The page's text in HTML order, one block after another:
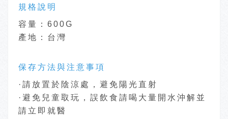
規格說明
容量：600G
產地：台灣
保存方法與注意事項
·請放置於陰涼處，避免陽光直射
·避免兒童取玩，誤飲食請喝大量開水沖解並
請立即就醫